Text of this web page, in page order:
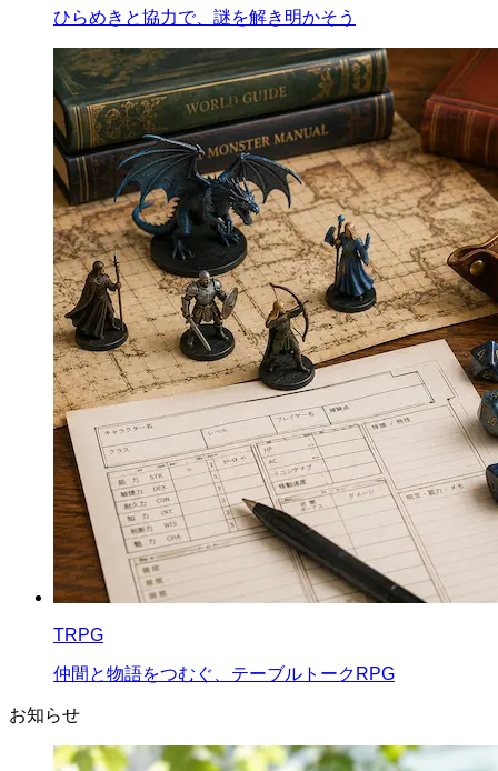
ひらめきと協力で、謎を解き明かそう
TRPG
仲間と物語をつむぐ、テーブルトークRPG
お知らせ